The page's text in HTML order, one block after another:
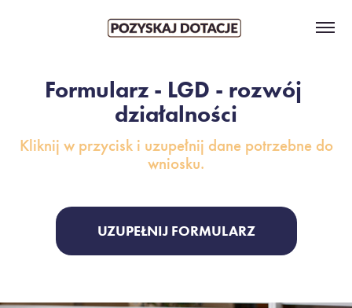
Formularz - LGD - rozwój
działalności
Kliknij w przycisk i uzupełnij dane potrzebne do
wniosku.
UZUPEŁNIJ FORMULARZ